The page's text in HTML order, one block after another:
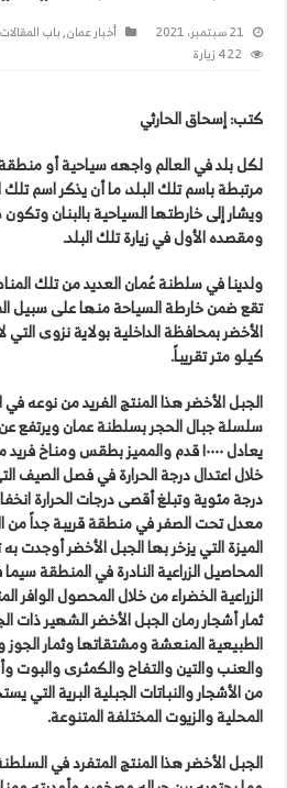
21 سبتمبر، 2021 أخبار عمان,باب المقالات
422 زيارة
كتب: إسحاق الحارثي
لكل بلد في العالم واجهه سياحية أو
مرتبطة باسم تلك البلد، ما أن يذكر اسم
ويشار إلى خارطتها السياحية بالبنان
ومقصده الأول في زيارة تلك البلد.
ولدينا في سلطنة عُمان العديد من تلك
تقع ضمن خارطة السياحة منها على سبيل
كيلو متر تقريباً.
الجبل الأخضر هذا المنتج الفريد من نوعه
يعادل ١٠٠٠٠ قدم والمميز بطقس ومناخ
درجة مئوية وتبلغ أقصى درجات الحرارة
معدل تحت الصفر في منطقة قريبة جداً
الميزة التي يزخر بها الجبل الأخضر أوجدت
المحاصيل الزراعية النادرة في المنطقة
الزراعية الخضراء من خلال المحصول الوافر
ثمار أشجار رمان الجبل الأخضر الشهير ذات
الطبيعية المنعشة ومشتقاتها وثمار
والعنب والتين والتفاح والكمثرى
من الأشجار والنباتات الجبلية البرية التي
المحلية والزيوت المختلفة المتنوعة.
الجبل الأخضر هذا المنتج المتفرد في